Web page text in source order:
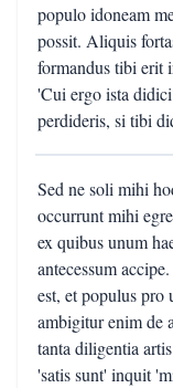
populo idoneam
possit. Aliquis
formandus tibi erit
'Cui ergo ista
perdideris, si tibi
Sed ne soli mihi
occurrunt mihi
ex quibus unum
antecessum
est, et populus
ambigitur enim de
tanta diligentia
'satis sunt' inquit